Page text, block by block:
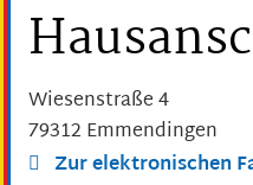
Wiesenstraße 4
79312 Emmendingen
Zur elektronischen